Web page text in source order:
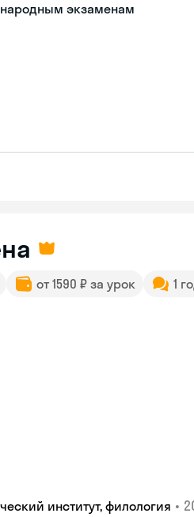
экзаменам
от 1590 ₽ за урок 1
институт, филология •